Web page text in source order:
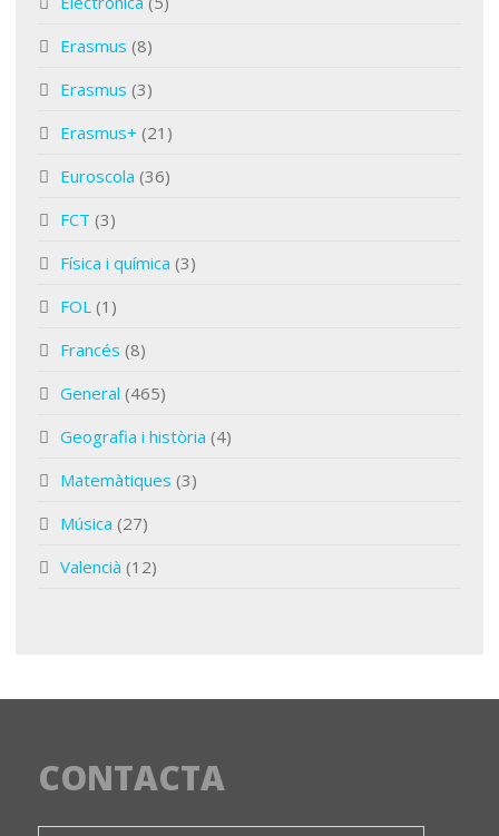
Erasmus (8)
Erasmus (3)
Erasmus+ (21)
Euroscola (36)
FCT (3)
Física i química (3)
FOL (1)
Francés (8)
General (465)
Geografia i història (4)
Matemàtiques (3)
Música (27)
Valencià (12)
CONTACTA